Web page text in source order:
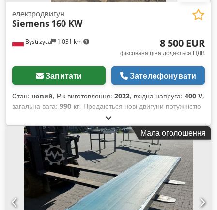
Bystrzyca 1 031 km
електродвигун
Siemens 160 KW
8 500 EUR
фіксована ціна додається ПДВ
Запитати Зателефонувати
Стан: новий, Рік виготовлення: 2023, вхідна напруга: 400 V,
загальна вага: 990 кг, Продаються нові двигуни потужністю
160 кВт. Виробник: Siemens. Гарантія: 12 місяців. Dodpfx
Ajwr Tzrobnswa В наявності: 4 штуки. НОВІ.
Мала оголошення